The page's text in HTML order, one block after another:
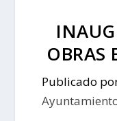
OBRAS
Publicado